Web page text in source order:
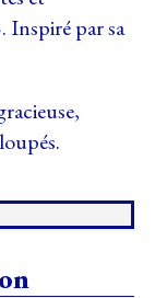
Inspiré par sa